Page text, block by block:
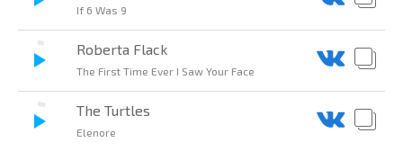
If 6 Was 9
Roberta Flack
The First Time Ever I Saw Your Face
The Turtles
Elenore